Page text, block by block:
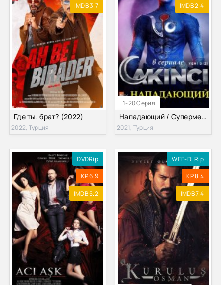
IMDB 3.7
Где ты, брат? (2022)
2022, Турция
1-20 Серия
IMDB 2.4
Нападающий / Супермен (2021)
2021, Турция
DVDRip
KP 6.9
IMDB 5.2
WEB-DLRip
KP 8.4
IMDB 7.4